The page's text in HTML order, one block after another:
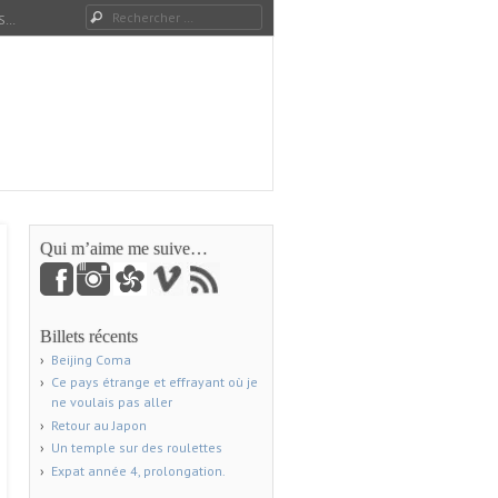
Rechercher
Qui m’aime me suive…
Billets récents
Beijing Coma
Ce pays étrange et effrayant où je
ne voulais pas aller
Retour au Japon
Un temple sur des roulettes
Expat année 4, prolongation.